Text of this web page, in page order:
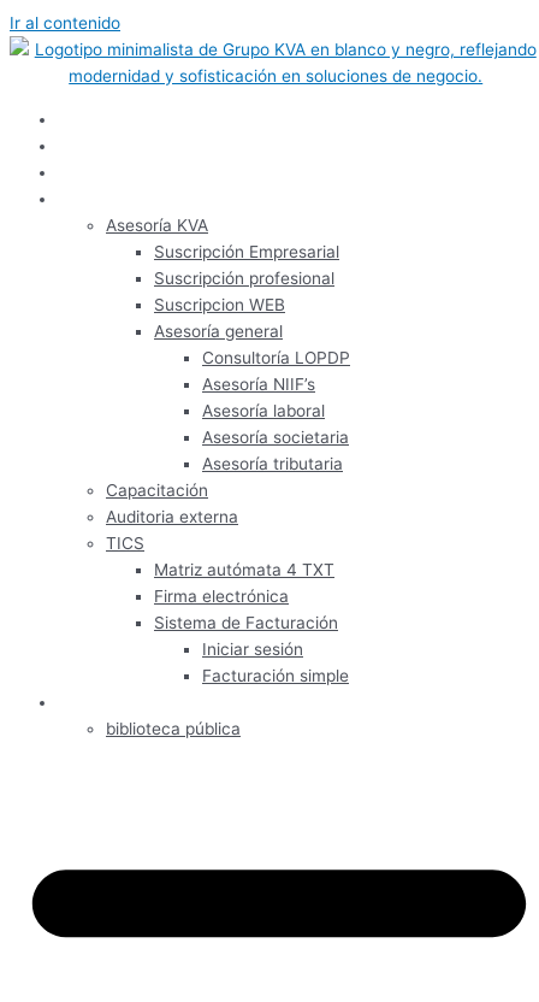
Ir al contenido
Asesoría KVA
Suscripción Empresarial
Suscripción profesional
Suscripcion WEB
Asesoría general
Consultoría LOPDP
Asesoría NIIF’s
Asesoría laboral
Asesoría societaria
Asesoría tributaria
Capacitación
Auditoria externa
TICS
Matriz autómata 4 TXT
Firma electrónica
Sistema de Facturación
Iniciar sesión
Facturación simple
biblioteca pública